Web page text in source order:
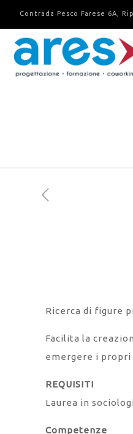
Contrada Pesco Farese 6A,
Ricerca di figure
Facilita la
emergere i
REQUISITI
Laurea in
Competenze